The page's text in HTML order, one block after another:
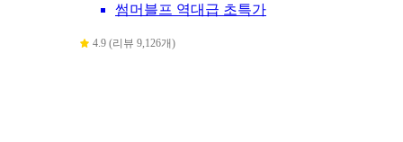
썸머블프 역대급 초특가
4.9 (리뷰 9,126개)